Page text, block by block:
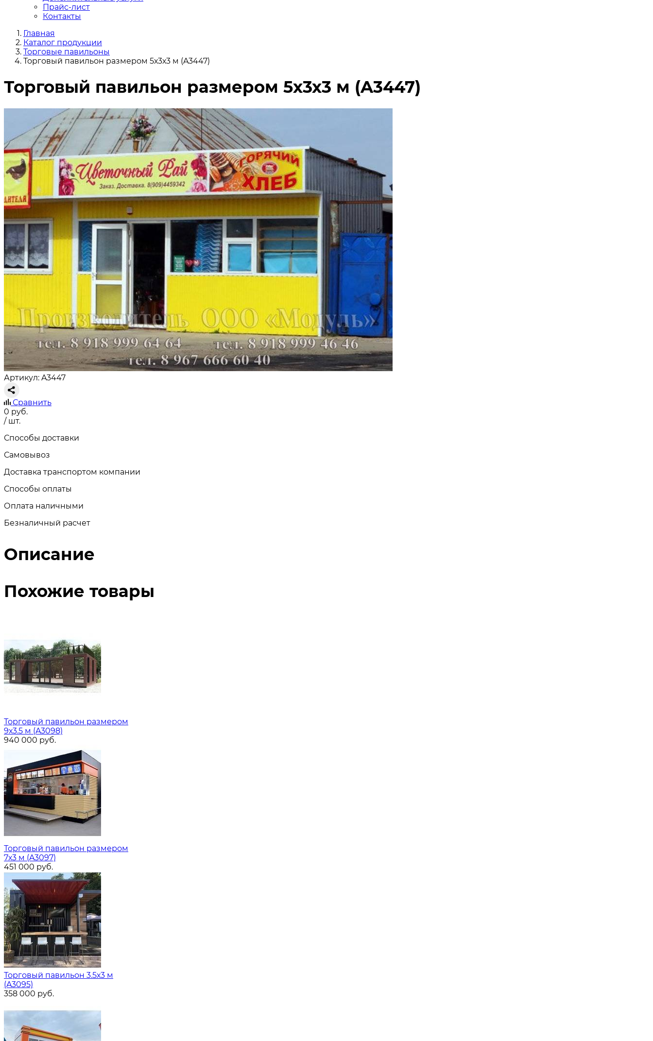
Прайс-лист
Контакты
Главная
Каталог продукции
Торговые павильоны
Торговый павильон размером 5х3х3 м (A3447)
Торговый павильон размером 5х3х3 м (A3447)
Артикул: A3447
Сравнить
0 руб.
/ шт.
Способы доставки
Самовывоз
Доставка транспортом компании
Способы оплаты
Оплата наличными
Безналичный расчет
Описание
Похожие товары
Торговый павильон размером
9х3.5 м (A3098)
940 000 руб.
Торговый павильон размером
7х3 м (A3097)
451 000 руб.
Торговый павильон 3.5х3 м
(A3095)
358 000 руб.